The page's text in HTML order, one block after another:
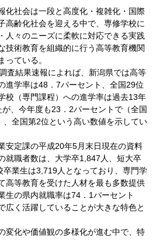
化社会は一段と高度化・複雑化・国際
高齢化社会を迎える中で、専修学校に
人々のニーズに柔軟に対応できる実践
技術教育を組織的に行う高等教育機関
っている。
査結果速報によれば、新潟県では高等
進学率は48．7パーセント、全国29位
校（専門課程）への進学率は過去13年
、今年度も23．2パーセントで（全国
全国第2位という高い数値を示してい
安定課の平成20年5月末日現在の資料
就職者数は、大学卒1,847人、短大卒
卒業生は3,719人となっており、専門学
高等教育を受けた人材を最も多数提供
生の県内就職率は74．1パーセント
広く活躍していることが大きな特色と
変化や価値観の多様化が進む中で、特